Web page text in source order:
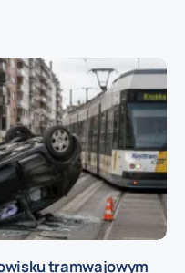
tramwajowym